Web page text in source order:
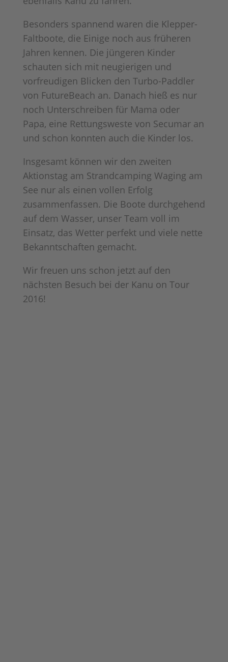
Besonders spannend waren die Klepper-
Faltboote, die Einige noch aus früheren
Jahren kennen. Die jüngeren Kinder
schauten sich mit neugierigen und
vorfreudigen Blicken den Turbo-Paddler
von FutureBeach an. Danach hieß es nur
noch Unterschreiben für Mama oder
Papa, eine Rettungsweste von Secumar an
und schon konnten auch die Kinder los.
Insgesamt können wir den zweiten
Aktionstag am Strandcamping Waging am
See nur als einen vollen Erfolg
zusammenfassen. Die Boote durchgehend
auf dem Wasser, unser Team voll im
Einsatz, das Wetter perfekt und viele nette
Bekanntschaften gemacht.
Wir freuen uns schon jetzt auf den
nächsten Besuch bei der Kanu on Tour
2016!